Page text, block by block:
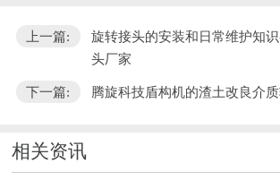
上一篇:
旋转接头的安装和日常维护知
头厂家
下一篇: 腾旋科技盾构机的渣土改良介
相关资讯